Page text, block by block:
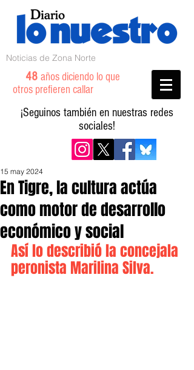
Noticias de Zona Norte
48 años diciendo lo que
otros prefieren callar
¡Seguinos también en nuestras redes
sociales!
En Tigre, la cultura actúa
como motor de desarrollo
económico y social
15 may 2024
Así lo describió la concejala
peronista Marilina Silva.